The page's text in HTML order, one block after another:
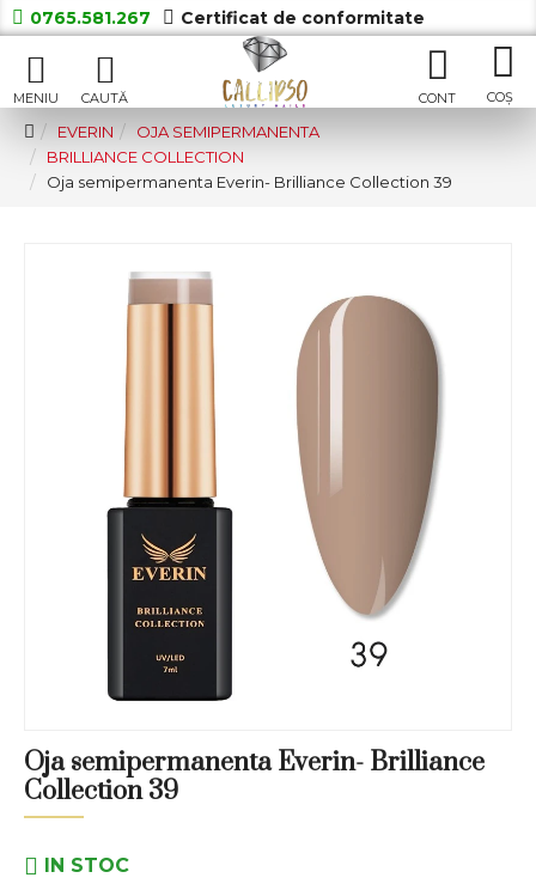
0765.581.267 Certificat de conformitate
EVERIN
OJA SEMIPERMANENTA
BRILLIANCE COLLECTION
Oja semipermanenta Everin- Brilliance Collection 39
Oja semipermanenta Everin- Brilliance
Collection 39
IN STOC